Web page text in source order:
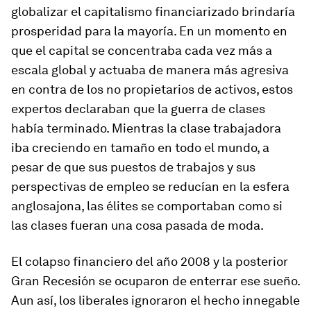
globalizar el capitalismo financiarizado brindaría
prosperidad para la mayoría. En un momento en
que el capital se concentraba cada vez más a
escala global y actuaba de manera más agresiva
en contra de los no propietarios de activos, estos
expertos declaraban que la guerra de clases
había terminado. Mientras la clase trabajadora
iba creciendo en tamaño en todo el mundo, a
pesar de que sus puestos de trabajos y sus
perspectivas de empleo se reducían en la esfera
anglosajona, las élites se comportaban como si
las clases fueran una cosa pasada de moda.
El colapso financiero del año 2008 y la posterior
Gran Recesión se ocuparon de enterrar ese sueño.
Aun así, los liberales ignoraron el hecho innegable